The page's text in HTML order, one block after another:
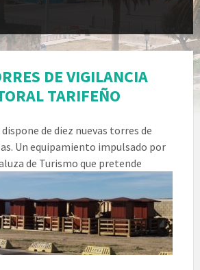
DE VIGILANCIA
TARIFEÑO
de diez nuevas torres de
Un equipamiento impulsado por
de Turismo que pretende